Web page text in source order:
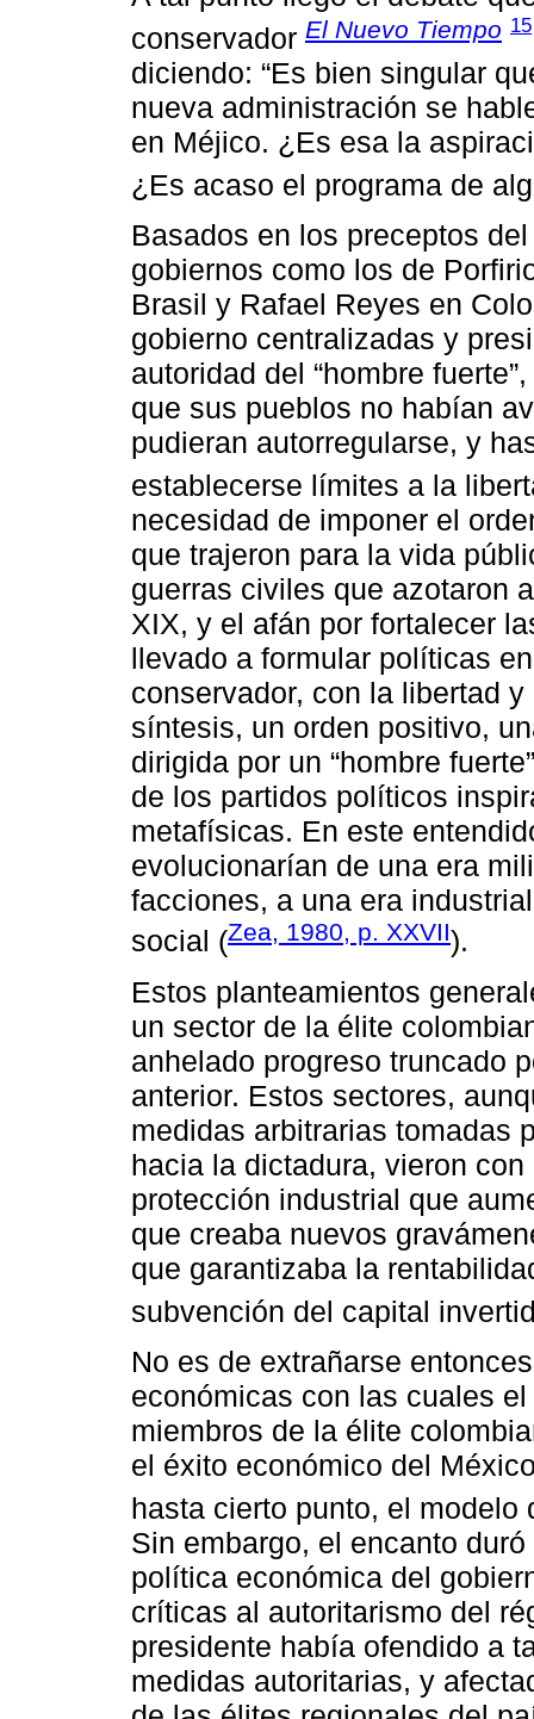
conservador El Nuevo Tiempo 15
diciendo: “Es bien singular
nueva administración se
en Méjico. ¿Es esa la
¿Es acaso el programa de
Basados en los preceptos
gobiernos como los de
Brasil y Rafael Reyes en
gobierno centralizadas y
autoridad del “hombre
que sus pueblos no habían
pudieran autorregularse, y
establecerse límites a la
necesidad de imponer el
que trajeron para la vida
guerras civiles que azotaron
XIX, y el afán por fortalecer
llevado a formular políticas
conservador, con la libertad
síntesis, un orden positivo,
dirigida por un “hombre
de los partidos políticos
metafísicas. En este
evolucionarían de una era
facciones, a una era
social (Zea, 1980, p. XXVII).
Estos planteamientos
un sector de la élite
anhelado progreso truncado
anterior. Estos sectores,
medidas arbitrarias tomadas
hacia la dictadura, vieron
protección industrial que
que creaba nuevos
que garantizaba la
subvención del capital
No es de extrañarse
económicas con las cuales
miembros de la élite
el éxito económico del
hasta cierto punto, el
Sin embargo, el encanto
política económica del
críticas al autoritarismo del
presidente había ofendido a
medidas autoritarias, y